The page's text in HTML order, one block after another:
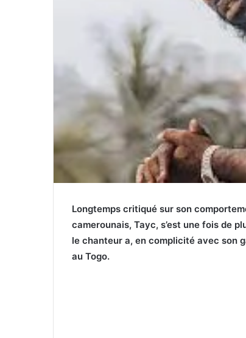
Longtemps critiqué sur son
camerounais, Tayc, s’est une fois de
le chanteur a, en complicité avec son
au Togo.